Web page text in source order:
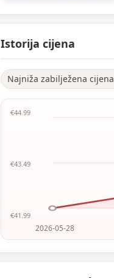
Istorija cijena
Najniža zabilježena
€44.99
€43.49
€41.99
2026-05-28